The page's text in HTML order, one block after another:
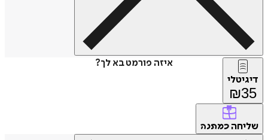
איזה פורמט בא לך?
דיגיטלי
₪35
שליחה כמתנה